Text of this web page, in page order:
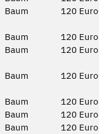
Baum 120 Euro
Baum
120 Euro
Baum 120 Euro
Baum 120 Euro
Baum
120 Euro
Baum
120 Euro
Baum
120 Euro